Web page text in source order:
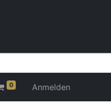
0 Anmelden